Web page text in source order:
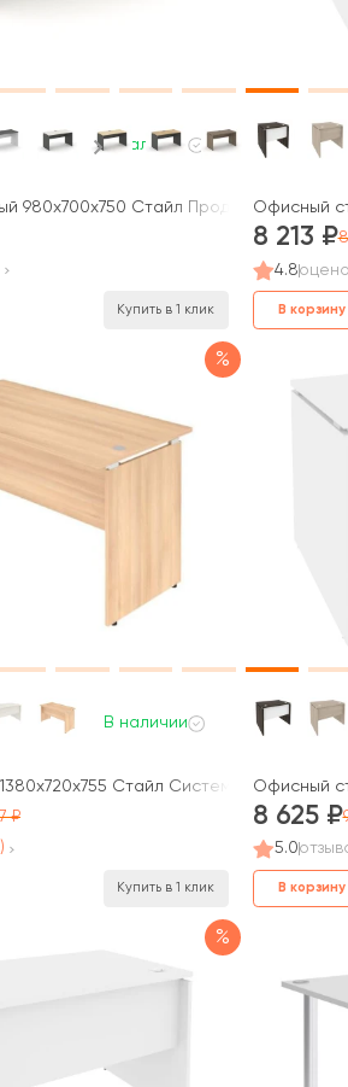
В наличии
980x700x750 Стайл Проджект / Style
Купить в 1 клик
Офисный
8 213
4.8
В корзину
%
В наличии
Стайл Систем / Style
Купить в 1 клик
Офисный
8 625
5.0
В корзину
%